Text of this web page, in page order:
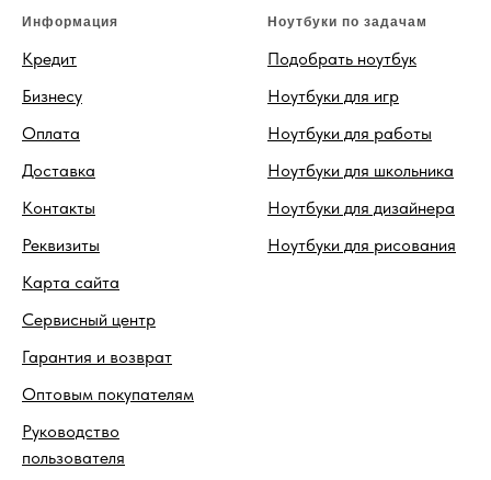
Информация
Кредит
Бизнесу
Оплата
Доставка
Контакты
Реквизиты
Карта сайта
Сервисный центр
Гарантия и возврат
Оптовым покупателям
Руководство
пользователя
Ноутбуки по задачам
Подобрать ноутбук
Ноутбуки для игр
Ноутбуки для работы
Ноутбуки для школьника
Ноутбуки для дизайнера
Ноутбуки для рисования